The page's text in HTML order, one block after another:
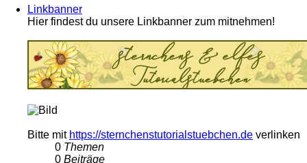
Linkbanner
Hier findest du unsere Linkbanner zum mitnehmen!
Bitte mit https://sternchenstutorialstuebchen.de verlinken
0 Themen
0 Beiträge